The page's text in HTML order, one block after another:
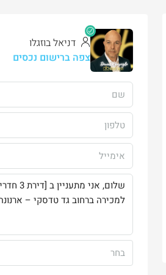
דניאל בוזגלו
צפה ברישום נכסים
בחר